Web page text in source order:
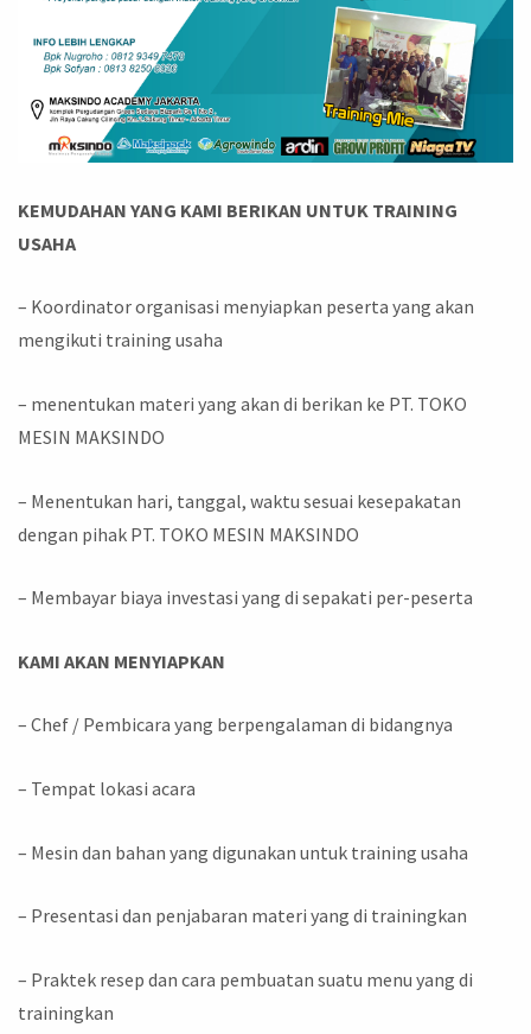
KEMUDAHAN YANG KAMI BERIKAN UNTUK TRAINING
USAHA
– Koordinator organisasi menyiapkan peserta yang akan
mengikuti training usaha
– menentukan materi yang akan di berikan ke PT. TOKO
MESIN MAKSINDO
– Menentukan hari, tanggal, waktu sesuai kesepakatan
dengan pihak PT. TOKO MESIN MAKSINDO
– Membayar biaya investasi yang di sepakati per-peserta
KAMI AKAN MENYIAPKAN
– Chef / Pembicara yang berpengalaman di bidangnya
– Tempat lokasi acara
– Mesin dan bahan yang digunakan untuk training usaha
– Presentasi dan penjabaran materi yang di trainingkan
– Praktek resep dan cara pembuatan suatu menu yang di
trainingkan